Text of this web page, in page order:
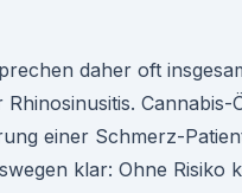
daher oft
Cannabis-
einer Schmerz-
klar: Ohne Risiko